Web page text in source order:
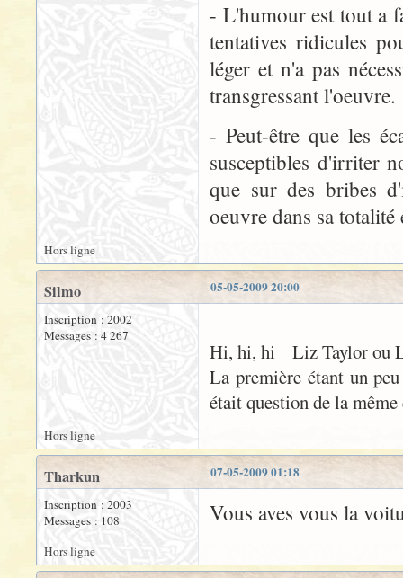
- L'humour est tout a
tentatives ridicules
léger et n'a pas
transgressant l'oeuvre.
- Peut-être que les
susceptibles d'irriter
que sur des bribes
oeuvre dans sa
Hors ligne
05-05-2009 20:00
Silmo
Inscription : 2002
Messages : 4 267
Hi, hi, hi Liz Taylor ou
La première étant un
était question de la
Hors ligne
07-05-2009 01:18
Tharkun
Inscription : 2003
Messages : 108
Vous aves vous la
Hors ligne